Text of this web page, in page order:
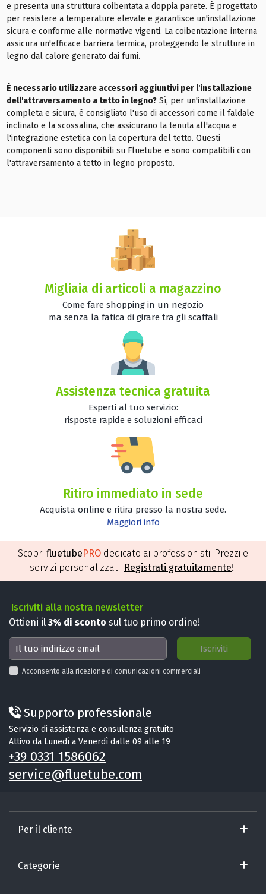
e presenta una struttura coibentata a doppia parete. È progettato
per resistere a temperature elevate e garantisce un'installazione
sicura e conforme alle normative vigenti. La coibentazione interna
assicura un'efficace barriera termica, proteggendo le strutture in
legno dal calore generato dai fumi.
È necessario utilizzare accessori aggiuntivi per l'installazione
dell'attraversamento a tetto in legno? Sì, per un'installazione
completa e sicura, è consigliato l'uso di accessori come il faldale
inclinato e la scossalina, che assicurano la tenuta all'acqua e
l'integrazione estetica con la copertura del tetto. Questi
componenti sono disponibili su Fluetube e sono compatibili con
l'attraversamento a tetto in legno proposto.
Migliaia di articoli a magazzino
Come fare shopping in un negozio
ma senza la fatica di girare tra gli scaffali
Assistenza tecnica gratuita
Esperti al tuo servizio:
risposte rapide e soluzioni efficaci
Ritiro immediato in sede
Acquista online e ritira presso la nostra sede.
Maggiori info
Scopri fluetubePRO dedicato ai professionisti. Prezzi e
servizi personalizzati. Registrati gratuitamente!
Iscriviti alla nostra newsletter
Ottieni il 3% di sconto sul tuo primo ordine!
Acconsento alla ricezione di comunicazioni commerciali
Supporto professionale
Servizio di assistenza e consulenza gratuito
Attivo da Lunedì a Venerdì dalle 09 alle 19
+39 0331 1586062
service@fluetube.com
Per il cliente
Categorie